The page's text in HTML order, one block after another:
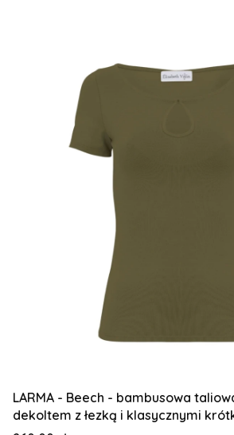
LARMA - Beech - bambusowa
dekoltem z łezką i klasycznymi